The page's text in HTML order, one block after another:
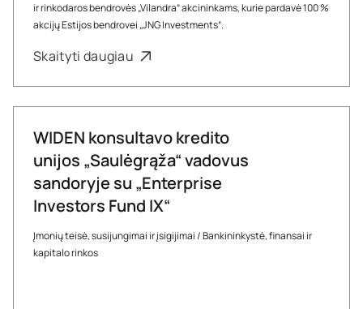
ir rinkodaros bendrovės „Vilandra“ akcininkams, kurie pardavė 100 %
akcijų Estijos bendrovei „JNG Investments“.
Skaityti daugiau
WIDEN konsultavo kredito
unijos „Saulėgrąža“ vadovus
sandoryje su „Enterprise
Investors Fund IX“
Įmonių teisė, susijungimai ir įsigijimai/Bankininkystė, finansai ir
kapitalo rinkos